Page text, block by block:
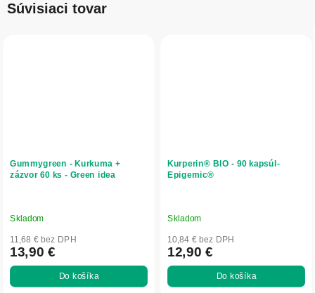
Súvisiaci tovar
Gummygreen - Kurkuma +
zázvor 60 ks - Green idea
Skladom
11,68 € bez DPH
13,90 €
Do košíka
Kurperin® BIO - 90 kapsúl-
Epigemic®
Skladom
10,84 € bez DPH
12,90 €
Do košíka